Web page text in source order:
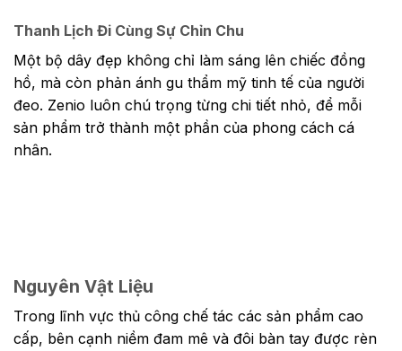
Thanh Lịch Đi Cùng Sự Chỉn Chu
Một bộ dây đẹp không chỉ làm sáng lên chiếc đồng
hồ, mà còn phản ánh gu thẩm mỹ tinh tế của người
đeo. Zenio luôn chú trọng từng chi tiết nhỏ, để mỗi
sản phẩm trở thành một phần của phong cách cá
nhân.
Nguyên Vật Liệu
Trong lĩnh vực thủ công chế tác các sản phẩm cao
cấp, bên cạnh niềm đam mê và đôi bàn tay được rèn